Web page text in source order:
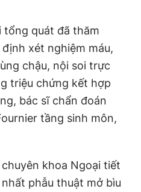
Liên hệ quảng cáo
0908 780 404
Tòa soạn Chính sách bảo
BTTTT cấp ngày 24.3.2020
Báo Thanh Niên. Cấm sao
có sự chấp thuận bằng văn
tổng quát đã thăm
xét nghiệm máu,
chậu, nội soi trực
triệu chứng kết hợp
bác sĩ chẩn đoán
tầng sinh môn,
khoa Ngoại tiết
phẫu thuật mở bìu